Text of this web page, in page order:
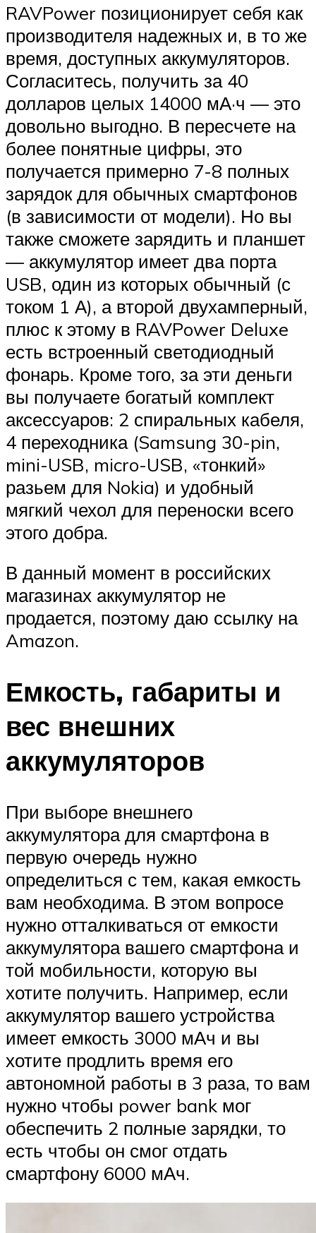
RAVPower позиционирует себя как
производителя надежных и, в то же
время, доступных аккумуляторов.
Согласитесь, получить за 40
долларов целых 14000 мА·ч — это
довольно выгодно. В пересчете на
более понятные цифры, это
получается примерно 7-8 полных
зарядок для обычных смартфонов
(в зависимости от модели). Но вы
также сможете зарядить и планшет
— аккумулятор имеет два порта
USB, один из которых обычный (с
током 1 А), а второй двухамперный,
плюс к этому в RAVPower Deluxe
есть встроенный светодиодный
фонарь. Кроме того, за эти деньги
вы получаете богатый комплект
аксессуаров: 2 спиральных кабеля,
4 переходника (Samsung 30-pin,
mini-USB, micro-USB, «тонкий»
разьем для Nokia) и удобный
мягкий чехол для переноски всего
этого добра.
В данный момент в российских
магазинах аккумулятор не
продается, поэтому даю ссылку на
Amazon.
Емкость, габариты и
вес внешних
аккумуляторов
При выборе внешнего
аккумулятора для смартфона в
первую очередь нужно
определиться с тем, какая емкость
вам необходима. В этом вопросе
нужно отталкиваться от емкости
аккумулятора вашего смартфона и
той мобильности, которую вы
хотите получить. Например, если
аккумулятор вашего устройства
имеет емкость 3000 мАч и вы
хотите продлить время его
автономной работы в 3 раза, то вам
нужно чтобы power bank мог
обеспечить 2 полные зарядки, то
есть чтобы он смог отдать
смартфону 6000 мАч.